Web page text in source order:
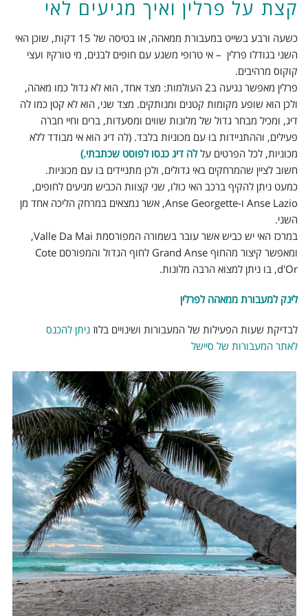
קצת על פרלין ואיך מגיעים לאי
כשעה ורבע בשייט במעבורת ממאהה, או בטיסה של 15 דקות, שוכן האי
השני בגודלו פרלין – אי טרופי משגע עם חופים לבנים, מי טורקיז ועצי
קוקוס מרהיבים.
פרלין מאפשר נגיעה ב2 העולמות: מצד אחד, הוא לא גדול כמו מאהה,
ולכן הוא שופע מקומות קטנים ומנותקים. מצד שני, הוא לא קטן כמו לה
דיג, ומכיל מבחר גדול של מלונות שווים ומסעדות, ברים וחיי חברה
פעילים, וההתניידות בו עם מכוניות בלבד. (לה דיג הוא אי מבודד ללא
מכוניות, לכל הפרטים עללה דיג כנסו לפוסט שכתבתי.)
חשוב לציין שהמרחקים באי גדולים, ולכן מתניידים בו עם מכוניות.
כמעט ניתן להקיף ברכב האי כולו, שני קצוות הכביש מגיעים לחופים,
Anse Lazio ו-Anse Georgette, אשר נמצאים במרחק הליכה אחד מן
השני.
במרכז האי יש כביש אשר עובר בשמורה המפורסמת Valle Da Mai,
ומאפשר קיצור מהחוף Grand Anse לחוף הגדול והמפורסם Cote
d'Or, בו ניתן למצוא הרבה מלונות.
לינק למעבורת ממאהה לפרלין
לבדיקת שעות הפעילות של המעבורות ושינויים בלוז ניתן להכנס
לאתר המעבורות של סיישל